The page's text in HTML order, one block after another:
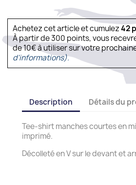
Achetez cet article et cumulez42
À partir de 300 points, vous
de 10€ à utiliser sur votre
d'informations).
Description Détails du
Tee-shirt manches courtes en
imprimé.
Décolleté en V sur le devant et